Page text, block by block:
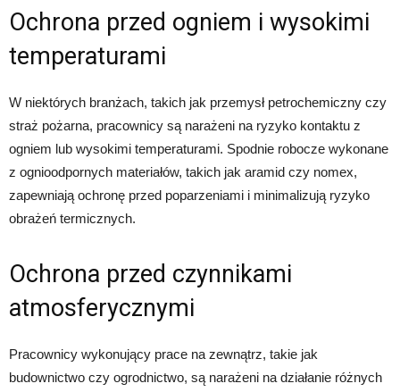
Ochrona przed ogniem i wysokimi
temperaturami
W niektórych branżach, takich jak przemysł petrochemiczny czy
straż pożarna, pracownicy są narażeni na ryzyko kontaktu z
ogniem lub wysokimi temperaturami. Spodnie robocze wykonane
z ognioodpornych materiałów, takich jak aramid czy nomex,
zapewniają ochronę przed poparzeniami i minimalizują ryzyko
obrażeń termicznych.
Ochrona przed czynnikami
atmosferycznymi
Pracownicy wykonujący prace na zewnątrz, takie jak
budownictwo czy ogrodnictwo, są narażeni na działanie różnych